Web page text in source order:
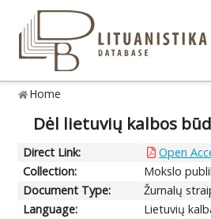
Home
Dėl lietuvių kalbos
Direct Link:
Open
Collection:
Mokslo
Document Type:
Žurnalų
Language:
Lietuvių